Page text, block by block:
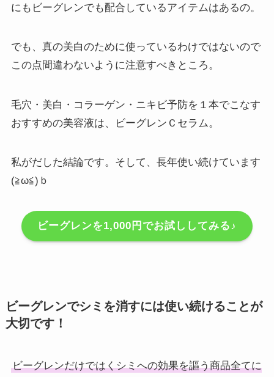
にもビーグレンでも配合しているアイテムはあるの。
でも、真の美白のために使っているわけではないので
この点間違わないように注意すべきところ。
毛穴・美白・コラーゲン・ニキビ予防を１本でこなす
おすすめの美容液は、ビーグレンＣセラム。
私がだした結論です。そして、長年使い続けています
(≧ω≦)ｂ
ビーグレンを1,000円でお試ししてみる♪
ビーグレンでシミを消すには使い続けることが
大切です！
ビーグレンだけではくシミへの効果を謳う商品全てに